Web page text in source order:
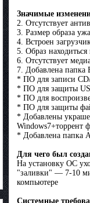
Значимые
2. Отсутствует
3. Размер образа
4. Встроен
5. Образ
6. Отсутствует
7. Добавлена папка
* ПО для записи
* ПО для защиты
* ПО для
* ПО для защиты
* Добавлены
Windows7+торрент
* Добавлена папка
Для чего был
На установку ОС
"заливки" — 7-10
компьютере
Системные